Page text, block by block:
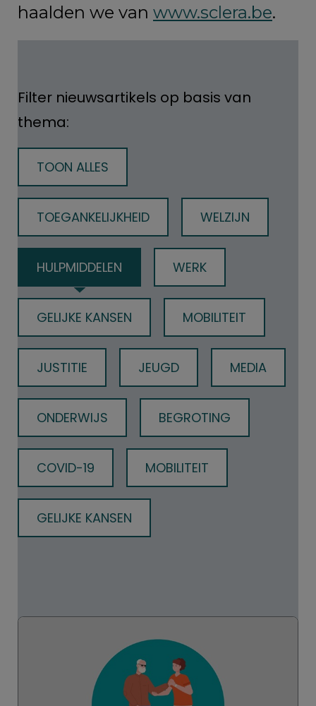
haalden we van www.sclera.be.
Filter nieuwsartikels op basis van
thema:
TOON ALLES
TOEGANKELIJKHEID WELZIJN
HULPMIDDELEN WERK
GELIJKE KANSEN MOBILITEIT
JUSTITIE JEUGD MEDIA
ONDERWIJS BEGROTING
COVID-19 MOBILITEIT
GELIJKE KANSEN